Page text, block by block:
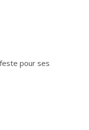
pour ses